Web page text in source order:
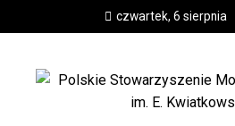
czwartek, 6 sierpnia